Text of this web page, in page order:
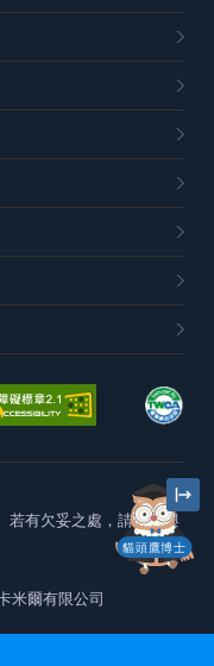
貓頭鷹博士
若有欠妥之處，請隨時與
米爾有限公司